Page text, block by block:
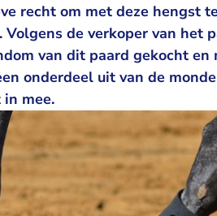
recht om met deze hengst
de verkoper van het
van dit paard gekocht en
onderdeel uit van de
in mee.